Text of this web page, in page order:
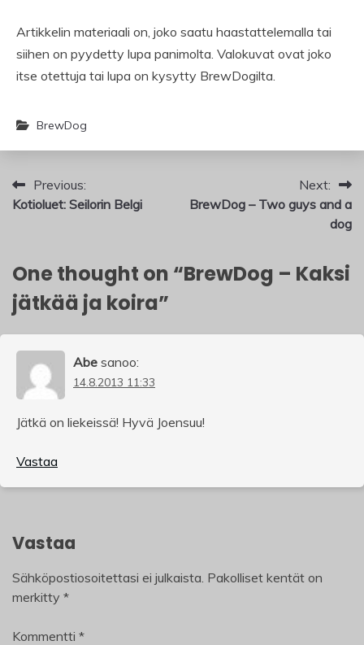
Artikkelin materiaali on, joko saatu haastattelemalla tai
siihen on pyydetty lupa panimolta. Valokuvat ovat joko
itse otettuja tai lupa on kysytty BrewDogilta.
BrewDog
Artikkelien
selaus
Previous:
Kotioluet: Seilorin Belgi
Next:
BrewDog – Two guys and a
dog
One thought on “BrewDog – Kaksi
jätkää ja koira”
Abe sanoo:
14.8.2013 11:33
Jätkä on liekeissä! Hyvä Joensuu!
Vastaa
Vastaa
Sähköpostiosoitettasi ei julkaista. Pakolliset kentät on
merkitty *
Kommentti *